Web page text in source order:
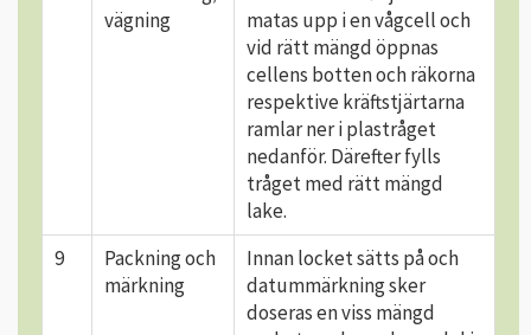
vägning
matas upp i en vågcell och
vid rätt mängd öppnas
cellens botten och räkorna
respektive kräftstjärtarna
ramlar ner i plastråget
nedanför. Därefter fylls
tråget med rätt mängd
lake.
9
Packning och
märkning
Innan locket sätts på och
datummärkning sker
doseras en viss mängd